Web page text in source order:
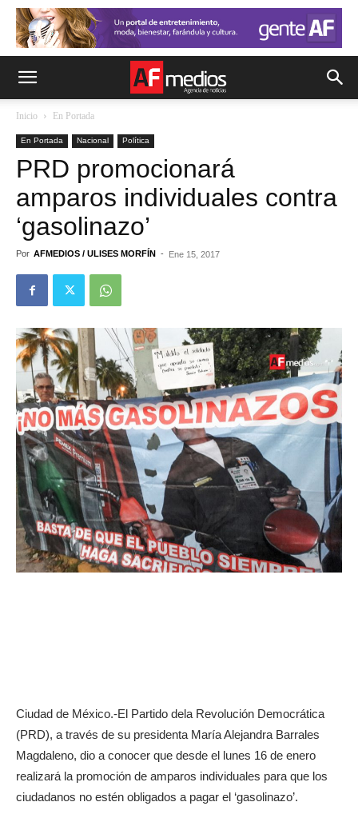
Inicio En Portada
En Portada Nacional Política
PRD promocionará
amparos individuales contra
‘gasolinazo’
Por AFMEDIOS / ULISES MORFÍN - Ene 15, 2017
Ciudad de México.-El Partido dela Revolución Democrática
(PRD), a través de su presidenta María Alejandra Barrales
Magdaleno, dio a conocer que desde el lunes 16 de enero
realizará la promoción de amparos individuales para que los
ciudadanos no estén obligados a pagar el ‘gasolinazo’.